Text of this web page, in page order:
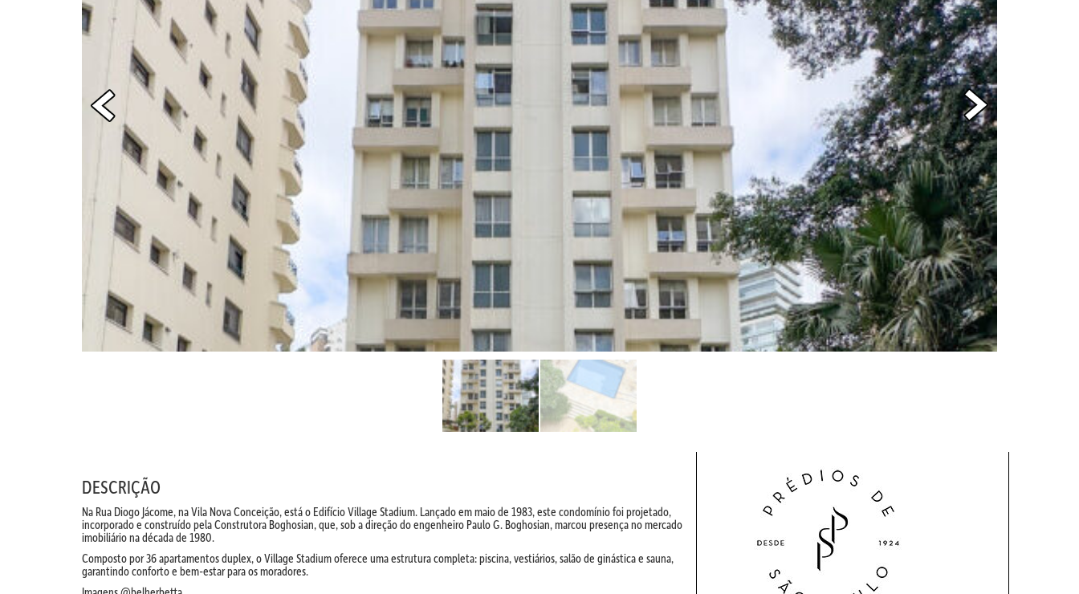
DESCRIÇÃO
Na Rua Diogo Jácome, na Vila Nova Conceição, está o Edifício Village Stadium. Lançado em maio de 1983, este condomínio foi projetado,
incorporado e construído pela Construtora Boghosian, que, sob a direção do engenheiro Paulo G. Boghosian, marcou presença no mercado
imobiliário na década de 1980.
Composto por 36 apartamentos duplex, o Village Stadium oferece uma estrutura completa: piscina, vestiários, salão de ginástica e sauna,
garantindo conforto e bem-estar para os moradores.